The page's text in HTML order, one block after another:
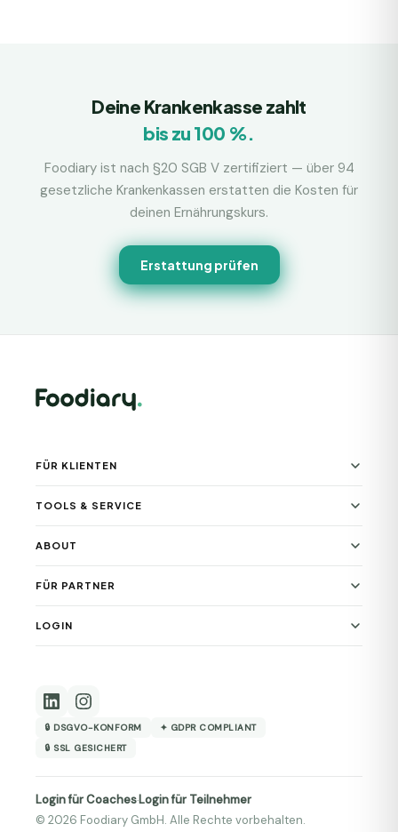
Deine Krankenkasse zahlt
bis zu 100 %.
Foodiary ist nach §20 SGB V zertifiziert — über 94
gesetzliche Krankenkassen erstatten die Kosten für
deinen Ernährungskurs.
Erstattung prüfen
FÜR KLIENTEN
TOOLS & SERVICE
ABOUT
FÜR PARTNER
LOGIN
🔒 DSGVO-KONFORM
✦ GDPR COMPLIANT
🔒 SSL GESICHERT
Login für Coaches·Login für Teilnehmer
© 2026 Foodiary GmbH. Alle Rechte vorbehalten.